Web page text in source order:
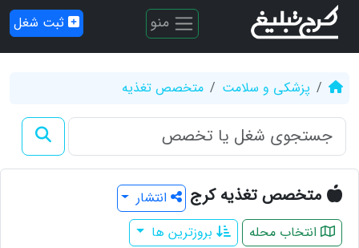
منو ثبت شغل
پزشکی و سلامت متخصص تغذیه
متخصص تغذیه کرج
انتشار
انتخاب محله
بروزترین ها